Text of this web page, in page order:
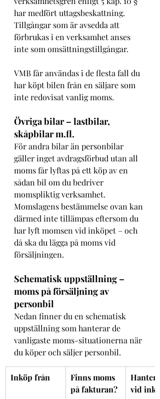
har medfört uttagsbeskattning.
Tillgångar som är avsedda att
förbrukas i en verksamhet anses
inte som omsättningstillgångar.
VMB får användas i de flesta fall du
har köpt bilen från en säljare som
inte redovisat vanlig moms.
Övriga bilar – lastbilar,
skåpbilar m.fl.
För andra bilar än personbilar
gäller inget avdragsförbud utan all
moms får lyftas på ett köp av en
sådan bil om du bedriver
momspliktig verksamhet.
Momslagens bestämmelse ovan kan
därmed inte tillämpas eftersom du
har lyft momsen vid inköpet – och
då ska du lägga på moms vid
försäljningen.
Schematisk uppställning –
moms på försäljning av
personbil
Nedan finner du en schematisk
uppställning som hanterar de
vanligaste moms-situationerna när
du köper och säljer personbil.
Inköp från
Finns moms
på fakturan?
vid inköp